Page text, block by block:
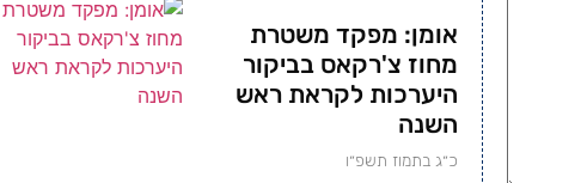
אומן: מפקד משטרת
מחוז צ'רקאס בביקור
היערכות לקראת ראש
השנה
כ״ג בתמוז תשפ״ו